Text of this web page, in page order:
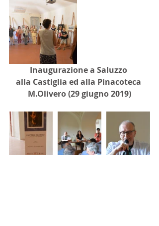
Inaugurazione a Saluzzo
alla Castiglia ed alla Pinacoteca
M.Olivero (29 giugno 2019)